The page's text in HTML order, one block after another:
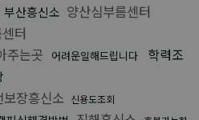
부산흥신소 양산심부름센터
터
주는곳 어려운일해드립니다
학력조
보장흥신소 신용도조회